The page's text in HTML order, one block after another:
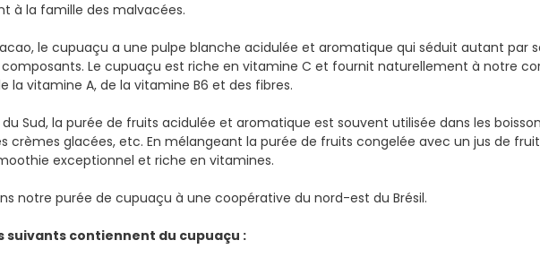
à la famille des malvacées.
le cupuaçu a une pulpe blanche acidulée et aromatique qui séduit autant par
composants. Le cupuaçu est riche en vitamine C et fournit naturellement à notre
la vitamine A, de la vitamine B6 et des fibres.
du Sud, la purée de fruits acidulée et aromatique est souvent utilisée dans les
crèmes glacées, etc. En mélangeant la purée de fruits congelée avec un jus de
exceptionnel et riche en vitamines.
notre purée de cupuaçu à une coopérative du nord-est du Brésil.
suivants contiennent du cupuaçu :